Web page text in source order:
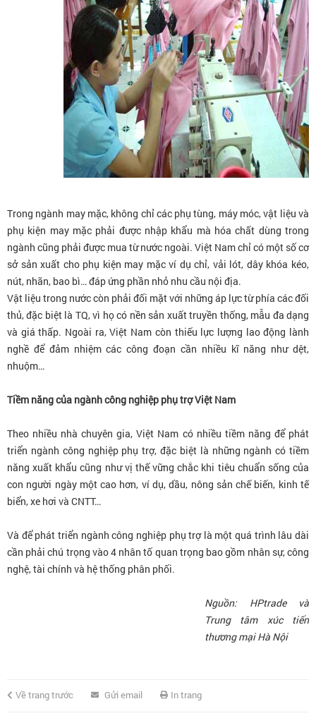
Trong ngành may mặc, không chỉ các phụ tùng, máy móc, vật liệu và
phụ kiện may mặc phải được nhập khẩu mà hóa chất dùng trong
ngành cũng phải được mua từ nước ngoài. Việt Nam chỉ có một số cơ
sở sản xuất cho phụ kiện may mặc ví dụ chỉ, vải lót, dây khóa kéo,
nút, nhãn, bao bì… đáp ứng phần nhỏ nhu cầu nội địa.
Vật liệu trong nước còn phải đối mặt với những áp lực từ phía các đối
thủ, đặc biệt là TQ, vì họ có nền sản xuất truyền thống, mẫu đa dạng
và giá thấp. Ngoài ra, Việt Nam còn thiếu lực lượng lao động lành
nghề để đảm nhiệm các công đoạn cần nhiều kĩ năng như dệt,
nhuộm…
Tiềm năng của ngành công nghiệp phụ trợ Việt Nam
Theo nhiều nhà chuyên gia, Việt Nam có nhiều tiềm năng để phát
triển ngành công nghiệp phụ trợ, đặc biệt là những ngành có tiềm
năng xuất khẩu cũng như vị thế vững chắc khi tiêu chuẩn sống của
con người ngày một cao hơn, ví dụ, dầu, nông sản chế biến, kinh tế
biển, xe hơi và CNTT…
Và để phát triển ngành công nghiệp phụ trợ là một quá trình lâu dài
cần phải chú trọng vào 4 nhân tố quan trọng bao gồm nhân sự, công
nghệ, tài chính và hệ thống phân phối.
Nguồn: HPtrade và
Trung tâm xúc tiến
thương mại Hà Nội
Về trang trước Gửi email In trang